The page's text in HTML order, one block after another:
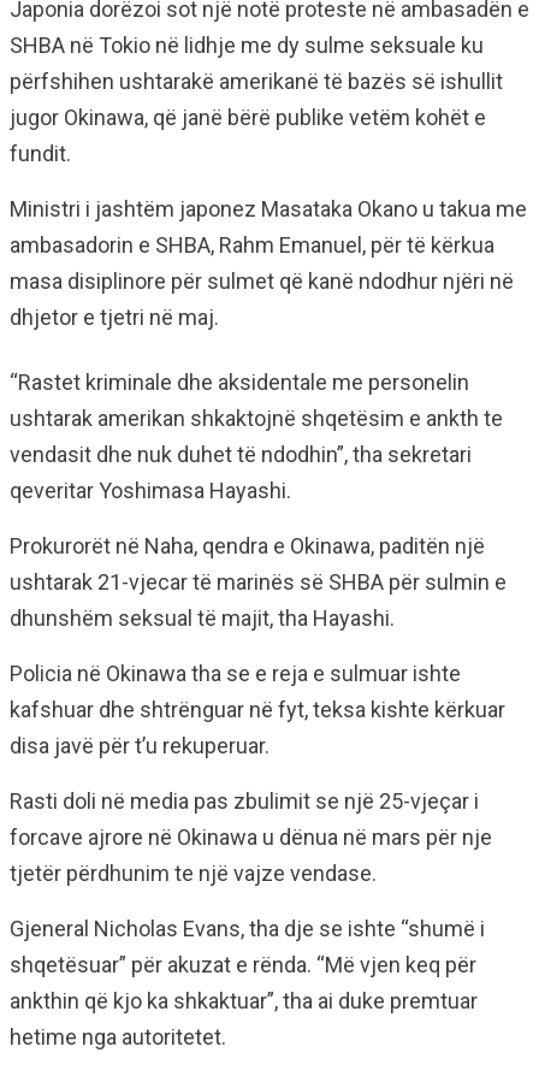
Japonia dorëzoi sot një notë proteste në ambasadën e
SHBA në Tokio në lidhje me dy sulme seksuale ku
përfshihen ushtarakë amerikanë të bazës së ishullit
jugor Okinawa, që janë bërë publike vetëm kohët e
fundit.
Ministri i jashtëm japonez Masataka Okano u takua me
ambasadorin e SHBA, Rahm Emanuel, për të kërkua
masa disiplinore për sulmet që kanë ndodhur njëri në
dhjetor e tjetri në maj.
“Rastet kriminale dhe aksidentale me personelin
ushtarak amerikan shkaktojnë shqetësim e ankth te
vendasit dhe nuk duhet të ndodhin”, tha sekretari
qeveritar Yoshimasa Hayashi.
Prokurorët në Naha, qendra e Okinawa, paditën një
ushtarak 21-vjecar të marinës së SHBA për sulmin e
dhunshëm seksual të majit, tha Hayashi.
Policia në Okinawa tha se e reja e sulmuar ishte
kafshuar dhe shtrënguar në fyt, teksa kishte kërkuar
disa javë për t’u rekuperuar.
Rasti doli në media pas zbulimit se një 25-vjeçar i
forcave ajrore në Okinawa u dënua në mars për nje
tjetër përdhunim te një vajze vendase.
Gjeneral Nicholas Evans, tha dje se ishte “shumë i
shqetësuar” për akuzat e rënda. “Më vjen keq për
ankthin që kjo ka shkaktuar”, tha ai duke premtuar
hetime nga autoritetet.